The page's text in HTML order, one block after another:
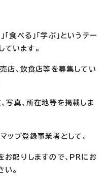
食べる」「学ぶ」というテー
ています。
店、飲食店等を募集してい
写真、所在地等を掲載しま
ップ登録事業者として、
お配りしますので、PRにお
い。